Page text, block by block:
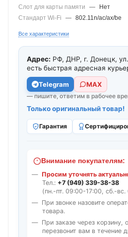
Слот для карты памяти
—
Нет
Стандарт Wi-Fi
— 802.11n/ac/ax/be
Все характеристики
Адрес: РФ, ДНР, г. Донецк,
есть быстрая адресная
Telegram МАХ
— пишите, ответим в рабочее
Только оригинальный товар!
Гарантия
Внимание покупателям:
Просим уточнять
Тел.: +7 (949) 339-38-38
(пн.-пт. 09:00-17:00, сб.-
При звонке назовите
товара.
При заказе через корзину,
перезвонит вам в течение